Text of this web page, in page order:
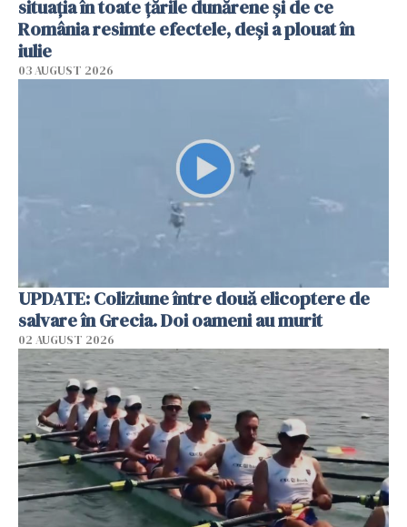
situația în toate țările dunărene și de ce
România resimte efectele, deși a plouat în
iulie
03 AUGUST 2026
UPDATE: Coliziune între două elicoptere de
salvare în Grecia. Doi oameni au murit
02 AUGUST 2026